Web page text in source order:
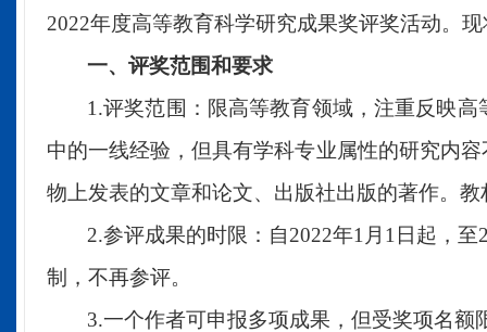
2022年度高等教育科学研究成果奖评奖活动。现
一、评奖范围和要求
1.评奖范围：限高等教育领域，注重反映
中的一线经验，但具有学科专业属性的研究内
物上发表的文章和论文、出版社出版的著作。
2.参评成果的时限：自2022年1 月 1 日起，至
制，不再参评。
3.一个作者可申报多项成果，但受奖项名额